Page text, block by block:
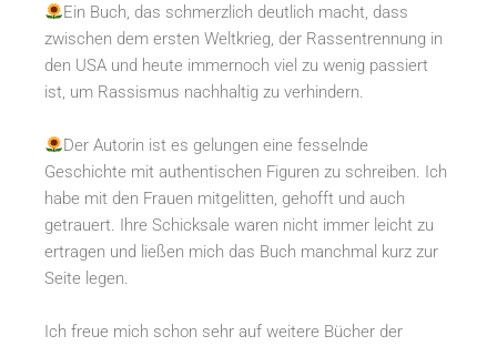
Ein Buch, das schmerzlich deutlich macht, dass
zwischen dem ersten Weltkrieg, der Rassentrennung in
den USA und heute immernoch viel zu wenig passiert
ist, um Rassismus nachhaltig zu verhindern.
Der Autorin ist es gelungen eine fesselnde
Geschichte mit authentischen Figuren zu schreiben. Ich
habe mit den Frauen mitgelitten, gehofft und auch
getrauert. Ihre Schicksale waren nicht immer leicht zu
ertragen und ließen mich das Buch manchmal kurz zur
Seite legen.
Ich freue mich schon sehr auf weitere Bücher der